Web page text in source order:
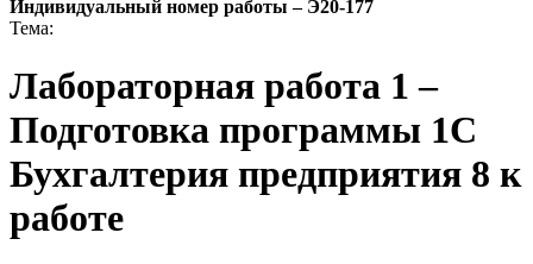
Индивидуальный номер работы – Э20-177
Тема:
Лабораторная работа 1 –
Подготовка программы 1С
Бухгалтерия предприятия 8 к
работе